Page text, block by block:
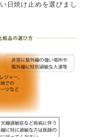
日焼け止めを選びまし